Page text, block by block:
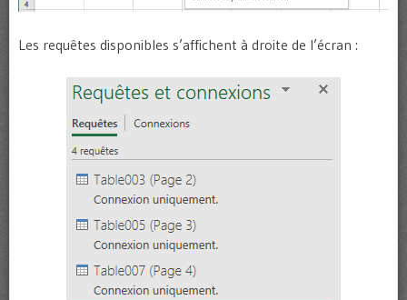
Les requêtes disponibles s’affichent à droite de l’écran :